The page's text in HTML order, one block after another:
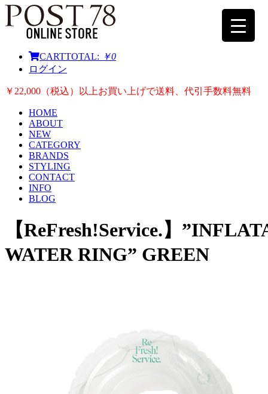
CARTTOTAL: ￥0
ログイン
￥22,000（税込）以上お買い上げで送料、代引手数料無料
HOME
ABOUT
NEW
CATEGORY
BRANDS
STYLING
CONTACT
INFO
BLOG
【ReFresh!Service.】
WATER RING” GREEN